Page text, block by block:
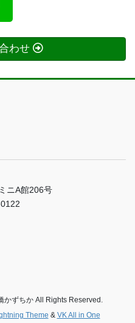
わせ
ニA館206号
ずちか All Rights Reserved.
Theme & VK All in One